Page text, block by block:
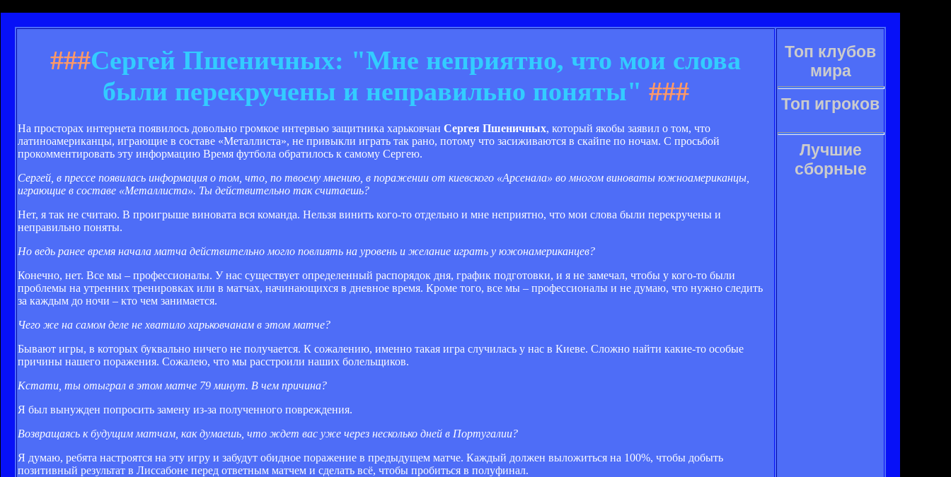
###Сергей Пшеничных: "Мне неприятно, что мои слова
были перекручены и неправильно поняты" ###
На просторах интернета появилось довольно громкое интервью защитника харьковчан Сергея Пшеничных, который якобы заявил о том, что
латиноамериканцы, играющие в составе «Металлиста», не привыкли играть так рано, потому что засиживаются в скайпе по ночам. С просьбой
прокомментировать эту информацию Время футбола обратилось к самому Сергею.
Сергей, в прессе появилась информация о том, что, по твоему мнению, в поражении от киевского «Арсенала» во многом виноваты южноамериканцы,
играющие в составе «Металлиста». Ты действительно так считаешь?
Нет, я так не считаю. В проигрыше виновата вся команда. Нельзя винить кого-то отдельно и мне неприятно, что мои слова были перекручены и
неправильно поняты.
Но ведь ранее время начала матча действительно могло повлиять на уровень и желание играть у южонамериканцев?
Конечно, нет. Все мы – профессионалы. У нас существует определенный распорядок дня, график подготовки, и я не замечал, чтобы у кого-то были
проблемы на утренних тренировках или в матчах, начинающихся в дневное время. Кроме того, все мы – профессионалы и не думаю, что нужно следить
за каждым до ночи – кто чем занимается.
Чего же на самом деле не хватило харьковчанам в этом матче?
Бывают игры, в которых буквально ничего не получается. К сожалению, именно такая игра случилась у нас в Киеве. Сложно найти какие-то особые
причины нашего поражения. Сожалею, что мы расстроили наших болельщиков.
Кстати, ты отыграл в этом матче 79 минут. В чем причина?
Я был вынужден попросить замену из-за полученного повреждения.
Возвращаясь к будущим матчам, как думаешь, что ждет вас уже через несколько дней в Португалии?
Я думаю, ребята настроятся на эту игру и забудут обидное поражение в предыдущем матче. Каждый должен выложиться на 100%, чтобы добыть
позитивный результат в Лиссабоне перед ответным матчем и сделать всё, чтобы пробиться в полуфинал.
Топ клубов
мира
Топ игроков
Лучшие
сборные